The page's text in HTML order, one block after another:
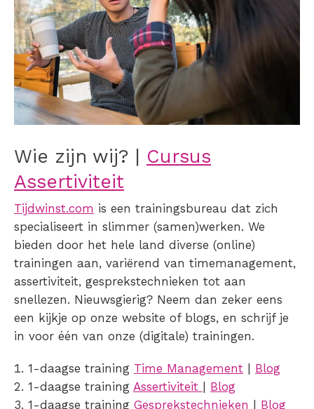
Wie zijn wij? | Cursus
Assertiviteit
Tijdwinst.com is een trainingsbureau dat zich
specialiseert in slimmer (samen)werken. We
bieden door het hele land diverse (online)
trainingen aan, variërend van timemanagement,
assertiviteit, gesprekstechnieken tot aan
snellezen. Nieuwsgierig? Neem dan zeker eens
een kijkje op onze website of blogs, en schrijf je
in voor één van onze (digitale) trainingen.
1-daagse training Time Management | Blog
1-daagse training Assertiviteit | Blog
1-daagse training Gesprekstechnieken | Blog